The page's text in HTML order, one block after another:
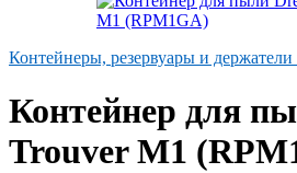
Контейнеры, резервуары и держатели
Контейнер для
Trouver M1